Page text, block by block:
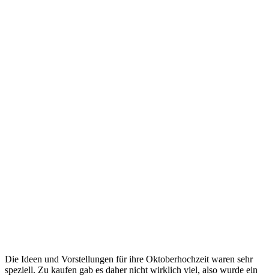
Die Ideen und Vorstellungen für ihre Oktoberhochzeit waren sehr
speziell. Zu kaufen gab es daher nicht wirklich viel, also wurde ein